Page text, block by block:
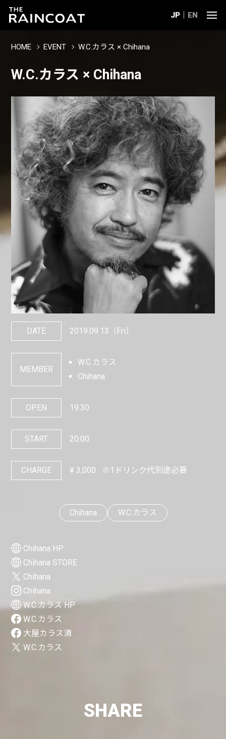
JP EN
HOME EVENT W.C.カラス × Chihana
W.C.カラス × Chihana
DATE 2019.09.13 （Fri）
MEMBER
W.C.カラス
Chihana
OPEN 19:30
START 20:00
CHARGE ¥ 3,000 ※1ドリンク代別途必要
Chihana W.C.カラス
Chihana HP
Chihana STORE
Chihana
Chihana
W.C.カラス HP
W.C.カラス
大屋カラス清
W.C.カラス
SHARE